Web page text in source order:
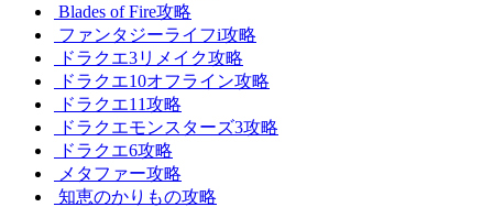
Blades of Fire攻略
ファンタジーライフi攻略
ドラクエ3リメイク攻略
ドラクエ10オフライン攻略
ドラクエ11攻略
ドラクエモンスターズ3攻略
ドラクエ6攻略
メタファー攻略
知恵のかりもの攻略